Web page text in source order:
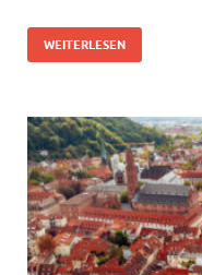
WEITERLESEN